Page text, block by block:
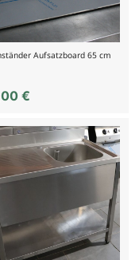
Aufsatzboard 65 cm
€